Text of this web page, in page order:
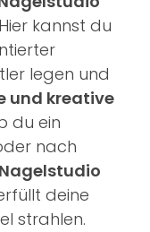
kannst du
legen und
und kreative
du ein
nach
Nagelstudio
deine
strahlen.